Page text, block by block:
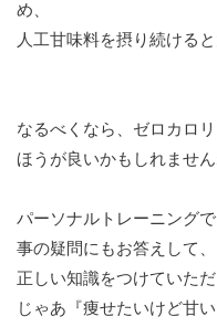
め、
人工甘味料を摂り続ける
なるべくなら、ゼロカロ
ほうが良いかもしれません
パーソナルトレーニング
事の疑問にもお答えして、
正しい知識をつけていた
じゃあ『痩せたいけど甘